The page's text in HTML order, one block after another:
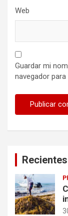
Web
Guardar mi
navegador
Recientes